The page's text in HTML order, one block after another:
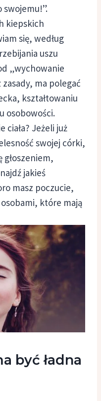
kiepskich
się, według
uszu
„wychowanie
zasady, ma polegać
kształtowaniu
osobowości.
ciała? Jeżeli już
swojej córki,
głoszeniem,
jakieś
masz poczucie,
które mają
być ładna